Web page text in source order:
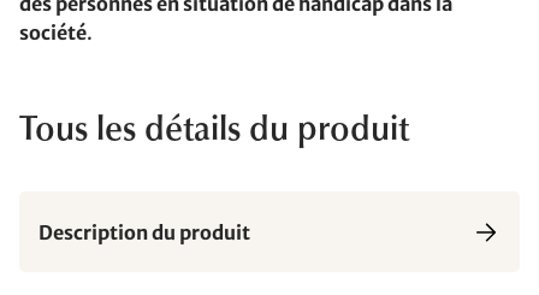
société.
Tous les détails du produit
Description du produit